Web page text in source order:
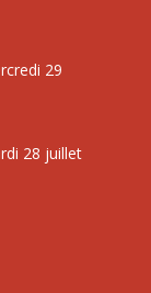
29
28 juillet